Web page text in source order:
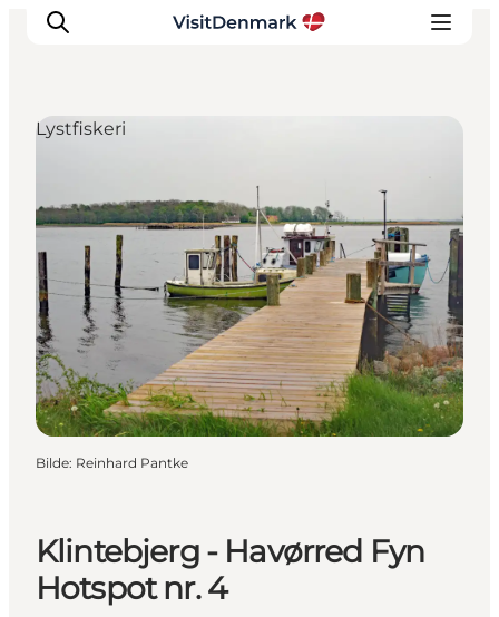
Reisemål
Aktiviteter
Overnatting
Planlegg reisen
Klintebjerg - Havørred Fyn
Hotspot nr. 4
Lystfiskeri
Bilde: Reinhard Pantke